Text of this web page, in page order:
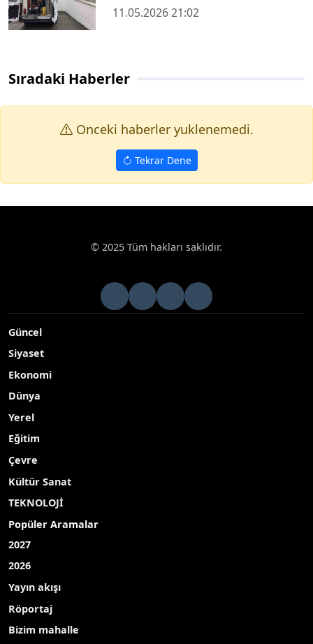
11.05.2026 21:02
Sıradaki Haberler
Onceki haberler yuklenemedi.
Tekrar Dene
© 2025 Tüm hakları saklıdır.
Güncel
Siyaset
Ekonomi
Dünya
Yerel
Eğitim
Çevre
Kültür Sanat
TEKNOLOJİ
Popüler Aramalar
2027
2026
Yayın akışı
Röportaj
Bizim mahalle